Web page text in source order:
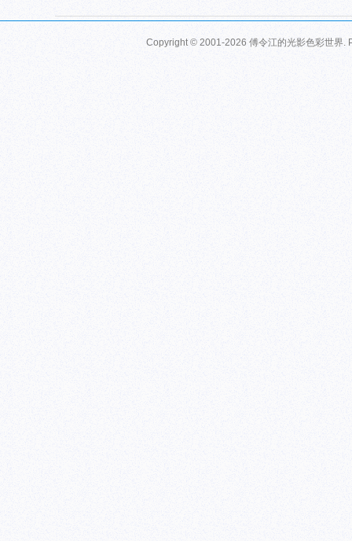
Copyright © 2001-2026 傅令江的光影色彩世界